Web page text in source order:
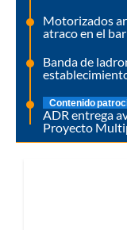
Motorizados
atraco en el
Banda de
Contenido
ADR entrega
Proyecto